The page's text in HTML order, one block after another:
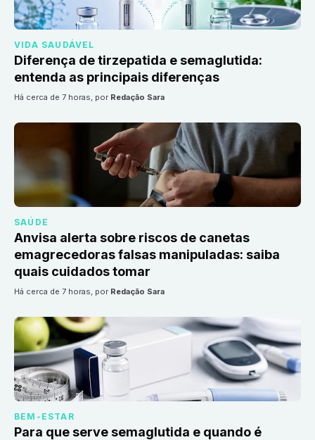
VIDA SAUDÁVEL
Diferença de tirzepatida e semaglutida:
entenda as principais diferenças
há cerca de 7 horas, por Redação Sara
SAÚDE
Anvisa alerta sobre riscos de canetas
emagrecedoras falsas manipuladas: saiba
quais cuidados tomar
há cerca de 7 horas, por Redação Sara
BEM-ESTAR
Para que serve semaglutida e quando é